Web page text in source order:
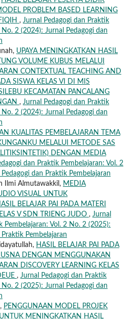
PROBLEM BASED LEARNING
, Jurnal Pedagogi dan Praktik
No. 2 (2024): Jurnal Pedagogi dan
UPAYA MENINGKATKAN HASIL
VOLUME KUBUS MELALUI
CONTEXTUAL TEACHING AND
SISWA KELAS VI DI MIS
KECAMATAN PANCALANG
, Jurnal Pedagogi dan Praktik
No. 2 (2024): Jurnal Pedagogi dan
KUALITAS PEMBELAJARAN TEMA
MELALUI METODE SAS
DENGAN MEDIA
dan Praktik Pembelajaran: Vol. 2
dan Praktik Pembelajaran
Ilmi Almutawakkil, MEDIA
VISUAL UNTUK
BELAJAR PAI PADA MATERI
V SDN TRIENG JUDO , Jurnal
Pembelajaran: Vol. 2 No. 2 (2025):
Pembelajaran
HASIL BELAJAR PAI PADA
DENGAN MENGGUNAKAN
DISCOVERY LEARNING KELAS
, Jurnal Pedagogi dan Praktik
No. 2 (2025): Jurnal Pedagogi dan
PENGGUNAAN MODEL PROJEK
MENINGKATKAN HASIL